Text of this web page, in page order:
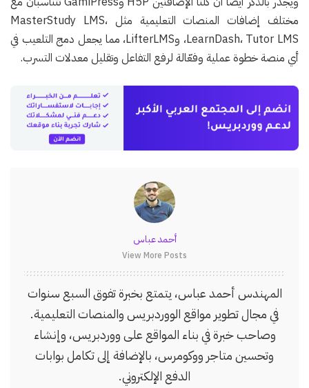
مختلف إضافات المنصات التعليمية مثل MasterStudy LMS،
LearnDash، Tutor LMS، وLifterLMS، مما يجعل دمج التلعيب في
أي منصة خطوة عملية وفعّالة لرفع التفاعل وتقليل معدلات التسرب.
أحمد عباس
View More Posts
المهندس أحمد عباس، يتمتع بخبرة تفوق السبع سنوات
في مجال تطوير مواقع الووردبريس والمنصات التعليمية.
وصاحب خبرة في بناء المواقع على ووردبريس، وإنشاء
وتحسين متاجر ووكومرس، بالإضافة إلى تكامل بوابات
الدفع الإلكتروني.